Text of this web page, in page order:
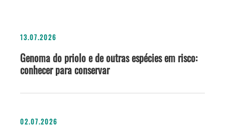
13.07.2026
Genoma do priolo e de outras espécies em risco:
conhecer para conservar
02.07.2026